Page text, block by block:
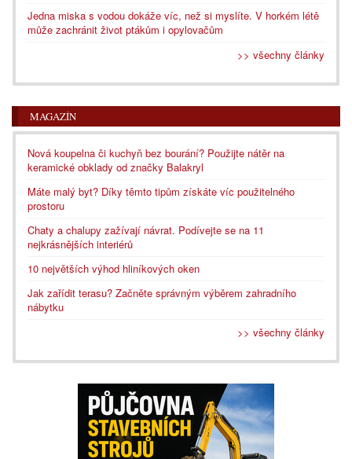
Jedna miska s vodou dokáže víc, než si myslíte. V horkém létě
může zachránit život ptákům i opylovačům
>> všechny články
MAGAZÍN
Nová koupelna či kuchyň bez bourání? Použijte nátěr na
keramické obklady od značky Balakryl
Máte malý byt? Díky těmto tipům získáte víc použitelného
prostoru
Chaty a chalupy zažívají návrat. Podívejte se na 11
nejkrásnějších interiérů
10 největších výhod hliníkových oken
Jak zařídit terasu? Začněte správným výběrem zahradního
nábytku
>> všechny články